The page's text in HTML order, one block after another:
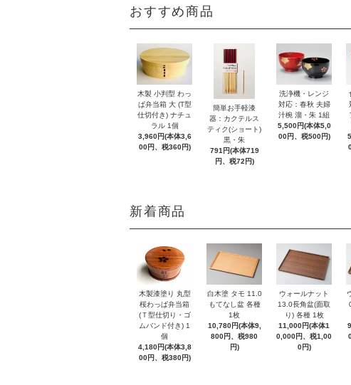
おすすめ商品
木製 小判型 わっ
ぱ弁当箱 大 (T型
仕切付き) ナチュ
ラル 1個
3,960円(本体3,6
00円、税360円)
簡単お手軽漆
器：カクテルス
ティク(ショート)
黒・朱
791円(本体719
円、税72円)
洗浄機・レンジ
対応：春秋 夫婦
汁椀 溜・朱 1組
5,500円(本体5,0
00円、税500円)
新着商品
木製漆塗り 丸型
桜わっぱ弁当箱
(Ｔ型仕切り・ゴ
ムバンド付き) 1
個
4,180円(本体3,8
00円、税380円)
白木塗 タモ 11.0
もてなし盆 各種
1枚
10,780円(本体9,
800円、税980
円)
ウォールナット
13.0長角盆(面取
り) 各種 1枚
11,000円(本体1
0,000円、税1,00
0円)